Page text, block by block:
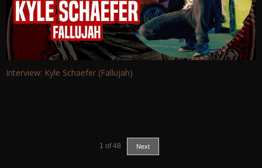
Interview: Kyle Schaefer (Fallujah)
1 of 48 Next